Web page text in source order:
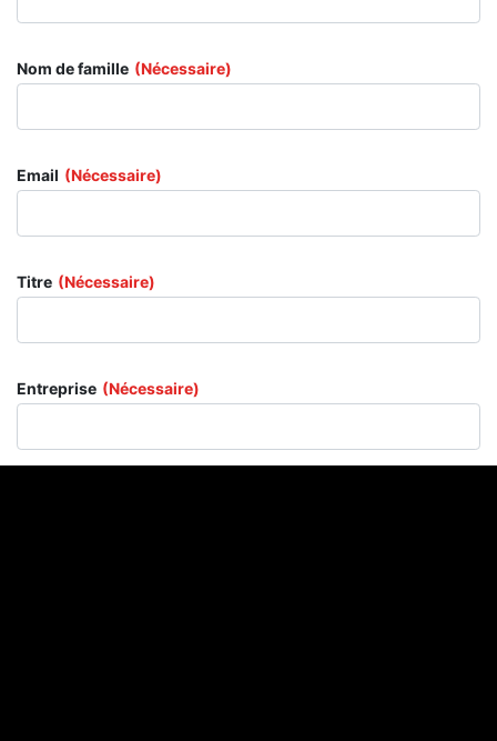
Nom de famille (Nécessaire)
Email (Nécessaire)
Titre (Nécessaire)
Entreprise (Nécessaire)